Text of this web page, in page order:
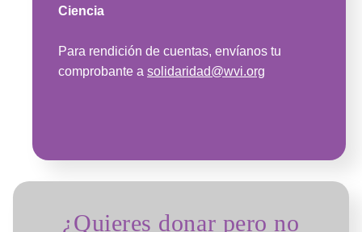
Ciencia
Para rendición de cuentas, envíanos tu
comprobante a solidaridad@wvi.org
¿Quieres donar pero no